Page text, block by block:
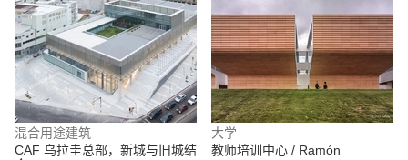
混合用途建筑
CAF 乌拉圭总部，新城与旧城结
大学
教师培训中心 / Ramón